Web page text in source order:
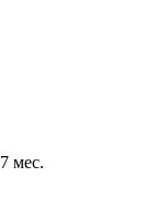
7 мес.